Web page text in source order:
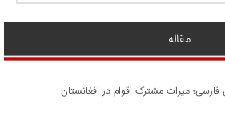
مقاله
فارسی؛ میراث مشترک اقوام در افغانستان